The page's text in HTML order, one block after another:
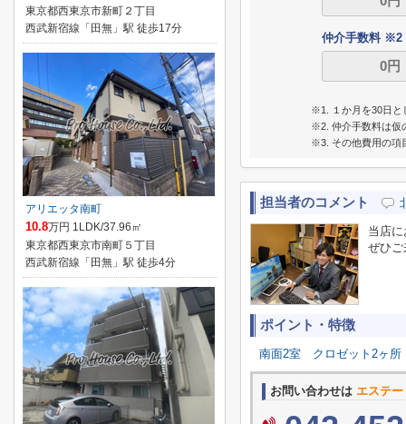
仲介手数料 ※2
※1. １か月を30日と
※2. 仲介手数料は仮
※3. その他費用の項
担当者のコメント
当店
ぜひご
ポイント・特徴
南面2室 クロゼット2ヶ所
お問い合わせは エステ
東京都西東京市新町２丁目
西武新宿線「田無」駅 徒歩17分
アリエッタ南町
10.8万円 1LDK/37.96㎡
東京都西東京市南町５丁目
西武新宿線「田無」駅 徒歩4分